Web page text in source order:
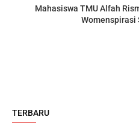
Mahasiswa TMU Alfah
Womenspirasi
TERBARU